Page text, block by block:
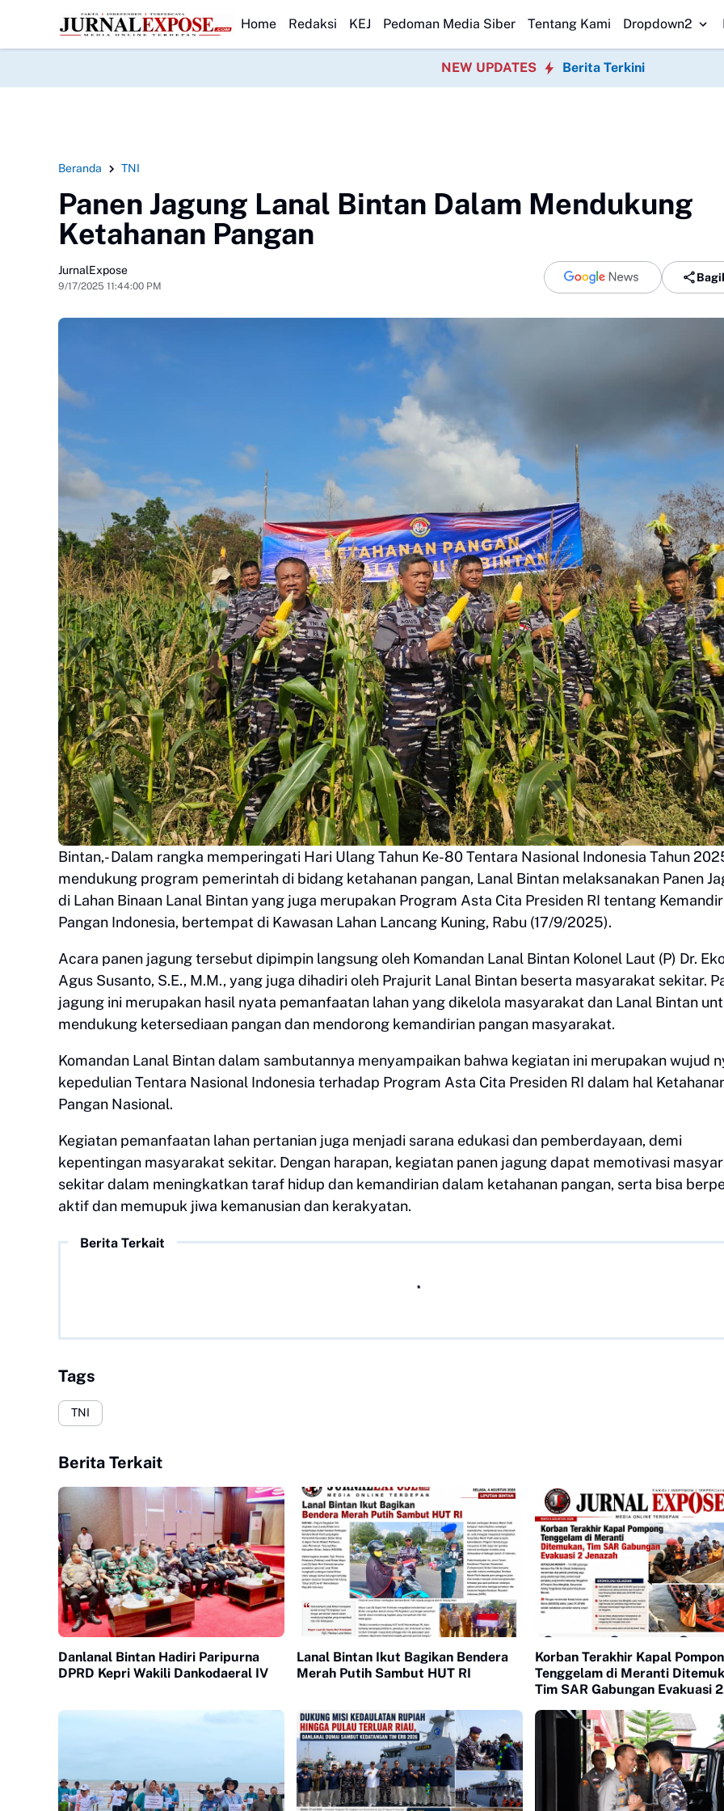
HEADLINE
Bergizi GratisBulog Kancab Bogor Pastikan Stok Beras Premium dan Medium Aman, Masyarakat Diminta Tak Panik Danlanal Nias
Home Redaksi KEJ Pedoman Media Siber Tentang Kami Dropdown2
NEW UPDATES Berita Terkini
Beranda TNI
Panen Jagung Lanal Bintan Dalam Mendukung
Ketahanan Pangan
JurnalExpose
9/17/2025 11:44:00 PM
Bintan,- Dalam rangka memperingati Hari Ulang Tahun Ke-80 Tentara Nasional Indonesia Tahun
mendukung program pemerintah di bidang ketahanan pangan, Lanal Bintan melaksanakan Panen
di Lahan Binaan Lanal Bintan yang juga merupakan Program Asta Cita Presiden RI tentang
Pangan Indonesia, bertempat di Kawasan Lahan Lancang Kuning, Rabu (17/9/2025).
Acara panen jagung tersebut dipimpin langsung oleh Komandan Lanal Bintan Kolonel Laut (P) Dr.
Agus Susanto, S.E., M.M., yang juga dihadiri oleh Prajurit Lanal Bintan beserta masyarakat sekitar.
jagung ini merupakan hasil nyata pemanfaatan lahan yang dikelola masyarakat dan Lanal Bintan
mendukung ketersediaan pangan dan mendorong kemandirian pangan masyarakat.
Komandan Lanal Bintan dalam sambutannya menyampaikan bahwa kegiatan ini merupakan wujud
kepedulian Tentara Nasional Indonesia terhadap Program Asta Cita Presiden RI dalam hal
Pangan Nasional.
Kegiatan pemanfaatan lahan pertanian juga menjadi sarana edukasi dan pemberdayaan, demi
kepentingan masyarakat sekitar. Dengan harapan, kegiatan panen jagung dapat memotivasi
sekitar dalam meningkatkan taraf hidup dan kemandirian dalam ketahanan pangan, serta bisa
aktif dan memupuk jiwa kemanusian dan kerakyatan.
Berita Terkait
Tags
TNI
Berita Terkait
Danlanal Bintan Hadiri Paripurna
DPRD Kepri Wakili Dankodaeral IV
Lanal Bintan Ikut Bagikan Bendera
Merah Putih Sambut HUT RI
Korban Terakhir Kapal
Tenggelam di Meranti
Tim SAR Gabungan Evakuasi 2